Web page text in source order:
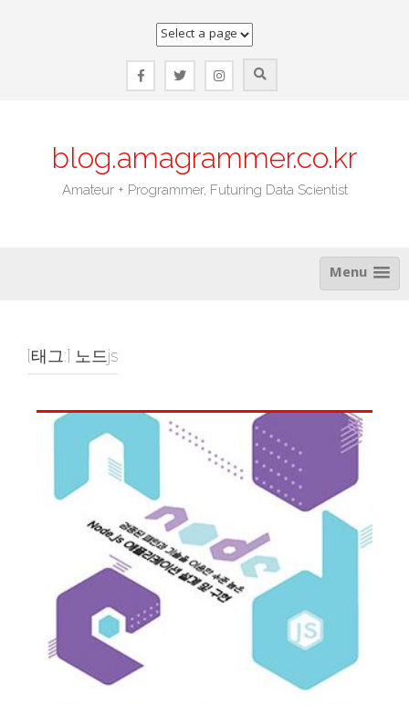
blog.amagrammer.co.kr
Amateur + Programmer, Futuring Data Scientist
Menu
[태그:] 노드js